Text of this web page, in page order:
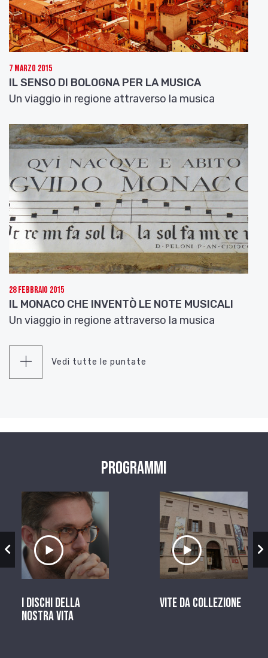
7 Marzo 2015
IL SENSO DI BOLOGNA PER LA MUSICA
Un viaggio in regione attraverso la musica
28 Febbraio 2015
IL MONACO CHE INVENTÒ LE NOTE MUSICALI
Un viaggio in regione attraverso la musica
Vedi tutte le puntate
Programmi
Ascolta il servizio
I dischi della
nostra vita
Ascolta il
Vite da Collezione